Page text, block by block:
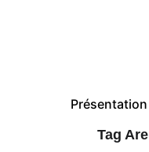
Présentation
Tag